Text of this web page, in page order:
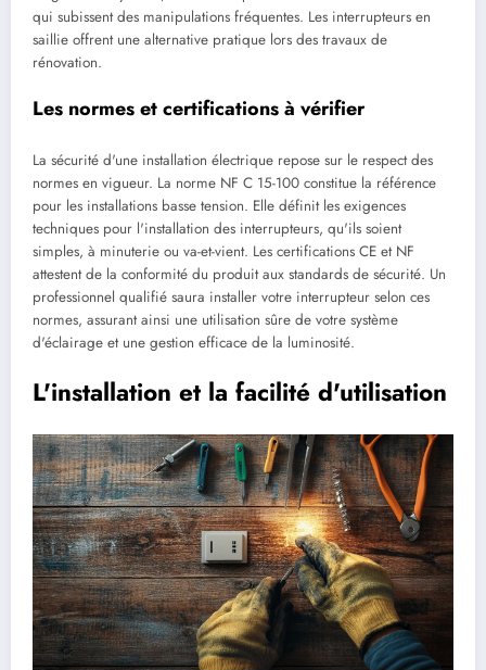
qui subissent des manipulations fréquentes. Les interrupteurs en
saillie offrent une alternative pratique lors des travaux de
rénovation.
Les normes et certifications à vérifier
La sécurité d'une installation électrique repose sur le respect des
normes en vigueur. La norme NF C 15-100 constitue la référence
pour les installations basse tension. Elle définit les exigences
techniques pour l'installation des interrupteurs, qu'ils soient
simples, à minuterie ou va-et-vient. Les certifications CE et NF
attestent de la conformité du produit aux standards de sécurité. Un
professionnel qualifié saura installer votre interrupteur selon ces
normes, assurant ainsi une utilisation sûre de votre système
d'éclairage et une gestion efficace de la luminosité.
L'installation et la facilité d'utilisation